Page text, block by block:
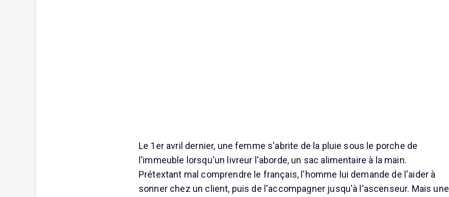
Le 1er avril dernier, une femme s'abrite de la pluie sous le porche de
l'immeuble lorsqu'un livreur l'aborde, un sac alimentaire à la main.
Prétextant mal comprendre le français, l'homme lui demande de l'aider à
sonner chez un client, puis de l'accompagner jusqu'à l'ascenseur. Mais une